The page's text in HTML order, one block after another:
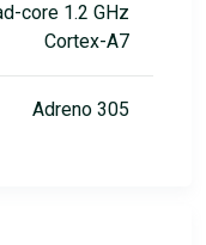
core 1.2 GHz
Cortex-A7
Adreno 305